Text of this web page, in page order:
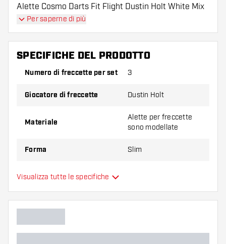
Alette Cosmo Darts Fit Flight Dustin Holt White Mix
Super Slim I voli hanno una lunga durata. Queste
alette possono essere utilizzate solo con astine
Cosmo Fit.
Suggerimento di Dartshopper!
danneggiarsi o rompersi con l'uso.
spessore diverso di alette per scoprire quale
Per saperne di più
SPECIFICHE DEL PRODOTTO
Numero di freccette per set 3
Giocatore di freccette Dustin Holt
Materiale
Alette per freccette
sono modellate
Forma Slim
Tipo
Colori aggiuntivi
Visualizza tutte le specifiche